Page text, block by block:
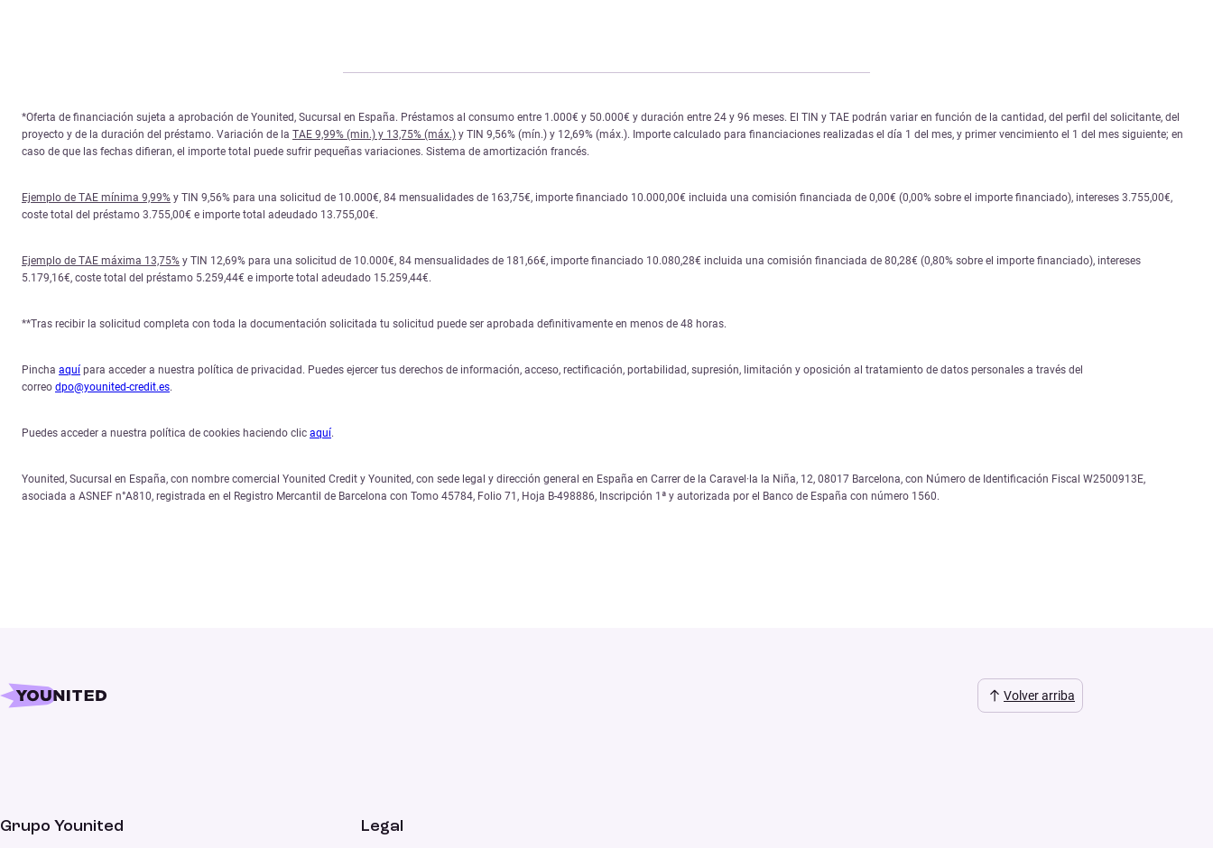
*Oferta de financiación sujeta a aprobación de Younited, Sucursal en España. Préstamos al consumo entre 1.000€ y 50.000€ y duración entre 24 y 96 meses. El TIN y TAE podrán variar en función de la cantidad, del perfil del solicitante, del
proyecto y de la duración del préstamo. Variación de la TAE 9,99% (min.) y 13,75% (máx.) y TIN 9,56% (mín.) y 12,69% (máx.). Importe calculado para financiaciones realizadas el día 1 del mes, y primer vencimiento el 1 del mes siguiente; en
caso de que las fechas difieran, el importe total puede sufrir pequeñas variaciones. Sistema de amortización francés.
Ejemplo de TAE mínima 9,99% y TIN 9,56% para una solicitud de 10.000€, 84 mensualidades de 163,75€, importe financiado 10.000,00€ incluida una comisión financiada de 0,00€ (0,00% sobre el importe financiado), intereses 3.755,00€,
coste total del préstamo 3.755,00€ e importe total adeudado 13.755,00€.
Ejemplo de TAE máxima 13,75% y TIN 12,69% para una solicitud de 10.000€, 84 mensualidades de 181,66€, importe financiado 10.080,28€ incluida una comisión financiada de 80,28€ (0,80% sobre el importe financiado), intereses
5.179,16€, coste total del préstamo 5.259,44€ e importe total adeudado 15.259,44€.
**Tras recibir la solicitud completa con toda la documentación solicitada tu solicitud puede ser aprobada definitivamente en menos de 48 horas.
Pincha aquí para acceder a nuestra política de privacidad. Puedes ejercer tus derechos de información, acceso, rectificación, portabilidad, supresión, limitación y oposición al tratamiento de datos personales a través del
correo dpo@younited-credit.es.
Puedes acceder a nuestra política de cookies haciendo clic aquí.
Younited, Sucursal en España, con nombre comercial Younited Credit y Younited, con sede legal y dirección general en España en Carrer de la Caravel·la la Niña, 12, 08017 Barcelona, con Número de Identificación Fiscal W2500913E,
asociada a ASNEF n°A810, registrada en el Registro Mercantil de Barcelona con Tomo 45784, Folio 71, Hoja B-498886, Inscripción 1ª y autorizada por el Banco de España con número 1560.
Volver arriba
Grupo Younited Legal